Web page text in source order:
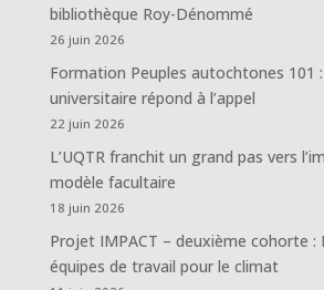
bibliothèque Roy-Dénommé
26 juin 2026
Formation Peuples autochtones 101
universitaire répond à l’appel
22 juin 2026
L’UQTR franchit un grand pas vers
modèle facultaire
18 juin 2026
Projet IMPACT – deuxième cohorte :
équipes de travail pour le climat